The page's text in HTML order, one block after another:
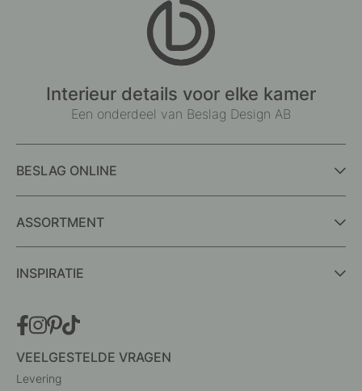
Interieur details voor elke kamer
Een onderdeel van Beslag Design AB
BESLAG ONLINE
ASSORTMENT
INSPIRATIE
VEELGESTELDE VRAGEN
Levering